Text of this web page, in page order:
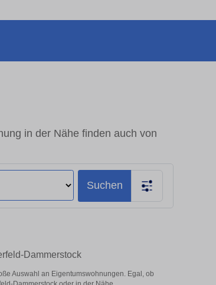
in der Nähe finden auch von
Suchen
Dammerstock
Auswahl an Eigentumswohnungen. Egal, ob